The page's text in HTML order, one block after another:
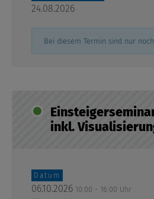
24.08.2026
Bei diesem Termin sind nur
inkl.
Datum
06.10.2026 10:00 - 16:00 Uhr